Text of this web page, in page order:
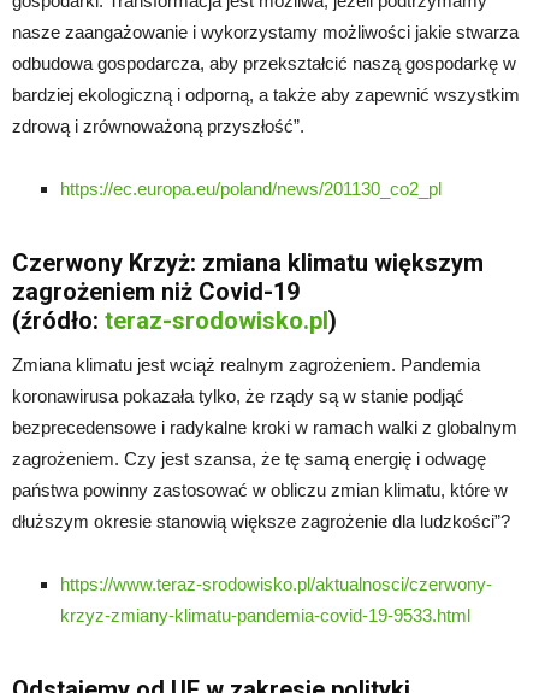
nasze zaangażowanie i wykorzystamy możliwości jakie stwarza
odbudowa gospodarcza, aby przekształcić naszą gospodarkę w
bardziej ekologiczną i odporną, a także aby zapewnić wszystkim
zdrową i zrównoważoną przyszłość”.
https://ec.europa.eu/poland/news/201130_co2_pl
Czerwony Krzyż: zmiana klimatu większym
zagrożeniem niż Covid-19
(źródło: teraz-srodowisko.pl)
Zmiana klimatu jest wciąż realnym zagrożeniem. Pandemia
koronawirusa pokazała tylko, że rządy są w stanie podjąć
bezprecedensowe i radykalne kroki w ramach walki z globalnym
zagrożeniem. Czy jest szansa, że tę samą energię i odwagę
państwa powinny zastosować w obliczu zmian klimatu, które w
dłuższym okresie stanowią większe zagrożenie dla ludzkości”?
https://www.teraz-srodowisko.pl/aktualnosci/czerwony-
krzyz-zmiany-klimatu-pandemia-covid-19-9533.html